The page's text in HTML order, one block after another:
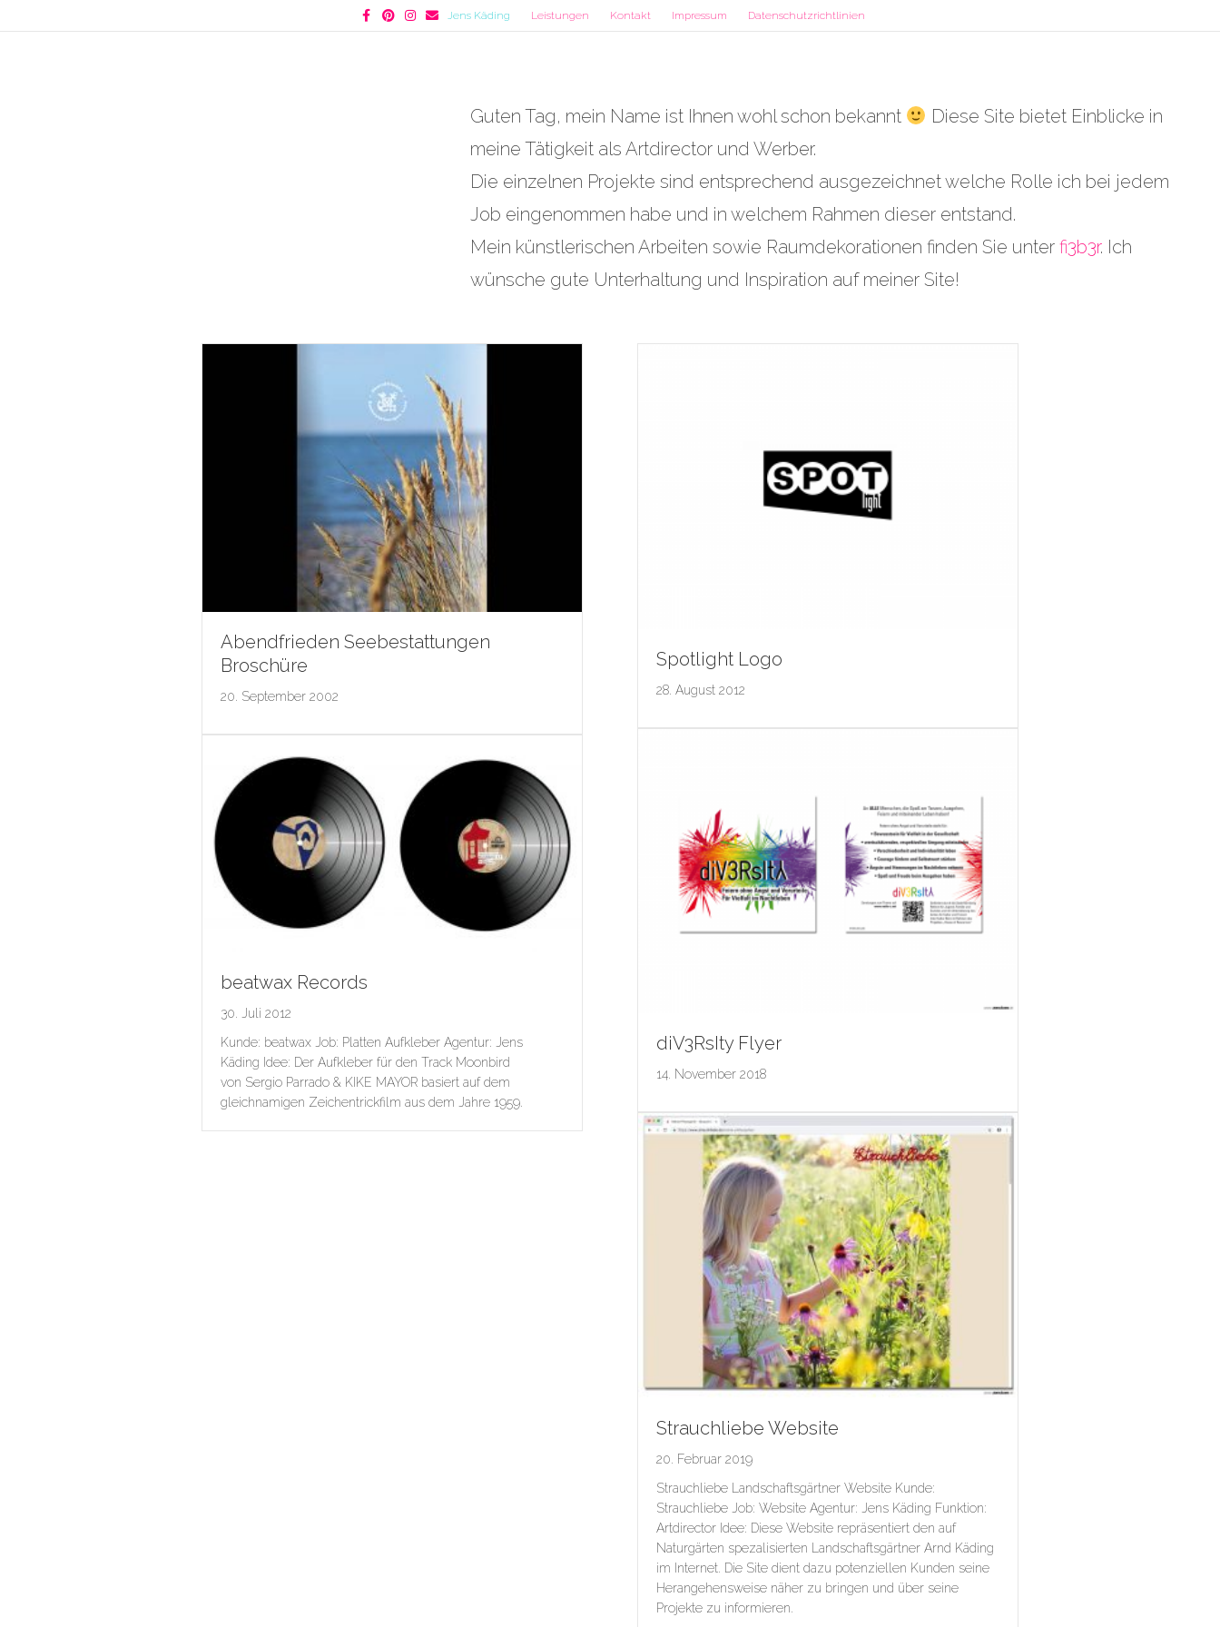
FacebookPinterestInstagram
Email Jens Käding Leistungen Kontakt Impressum Datenschutzrichtlinien
Guten Tag, mein Name ist Ihnen wohl schon bekannt
Diese Site bietet Einblicke in
meine Tätigkeit als Artdirector und Werber.
Die einzelnen Projekte sind entsprechend ausgezeichnet welche Rolle ich bei jedem
Job eingenommen habe und in welchem Rahmen dieser entstand.
Mein künstlerischen Arbeiten sowie Raumdekorationen finden Sie unter fi3b3r. Ich
wünsche gute Unterhaltung und Inspiration auf meiner Site!
Abendfrieden Seebestattungen
Broschüre
20. September 2002
Spotlight Logo
28. August 2012
diV3RsIty Flyer
14. November 2018
beatwax Records
30. Juli 2012
Kunde: beatwax Job: Platten Aufkleber Agentur: Jens
Käding Idee: Der Aufkleber für den Track Moonbird
von Sergio Parrado & KIKE MAYOR basiert auf dem
gleichnamigen Zeichentrickfilm aus dem Jahre 1959.
Strauchliebe Website
20. Februar 2019
Strauchliebe Landschaftsgärtner Website Kunde:
Strauchliebe Job: Website Agentur: Jens Käding Funktion:
Artdirector Idee: Diese Website repräsentiert den auf
Naturgärten spezalisierten Landschaftsgärtner Arnd Käding
im Internet. Die Site dient dazu potenziellen Kunden seine
Herangehensweise näher zu bringen und über seine
Projekte zu informieren.